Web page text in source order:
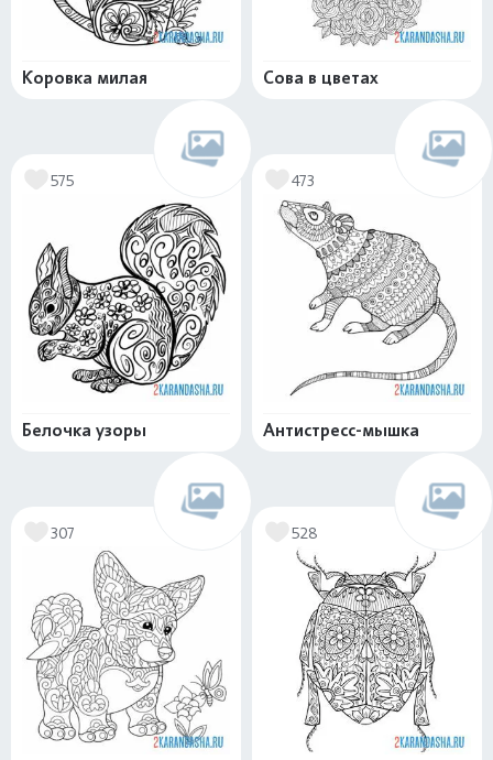
Коровка милая Сова в цветах
575
Белочка узоры
473
Антистресс-мышка
307 528